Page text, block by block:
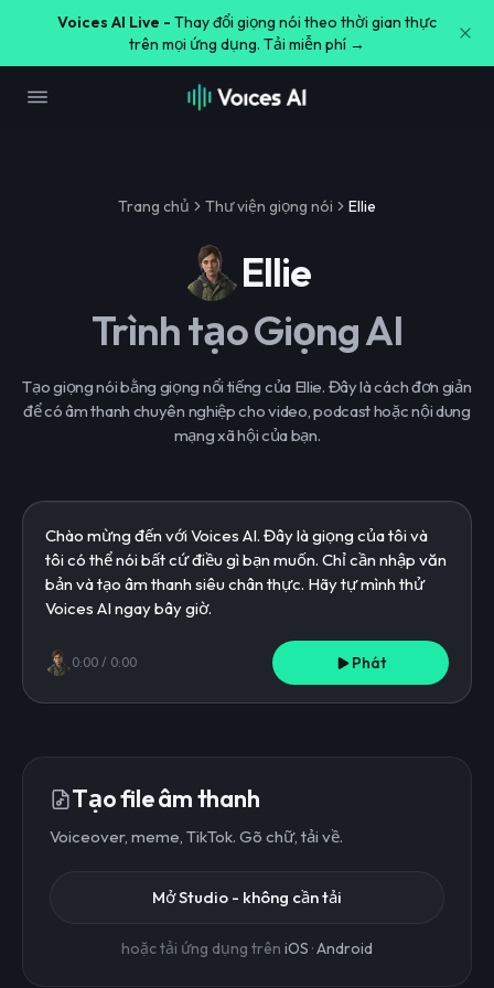
Voices AI Live - Thay đổi giọng nói theo thời gian thực
trên mọi ứng dụng. Tải miễn phí →
Trang chủ Thư viện giọng nói Ellie
Ellie
Trình tạo Giọng AI
Tạo giọng nói bằng giọng nổi tiếng của Ellie. Đây là cách đơn giản
để có âm thanh chuyên nghiệp cho video, podcast hoặc nội dung
mạng xã hội của bạn.
0:00 / 0:00 Phát
Tạo file âm thanh
Voiceover, meme, TikTok. Gõ chữ, tải về.
Mở Studio - không cần tải
hoặc tải ứng dụng trên iOS ·Android